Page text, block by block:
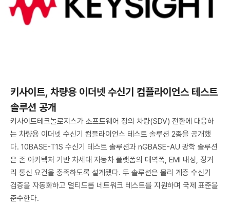
키사이트, 차량용 이더넷 수신기 컴플라이언스 테스트
솔루션 공개
키사이트테크놀로지스가 소프트웨어 정의 차량(SDV) 전환에 대응하
는 차량용 이더넷 수신기 컴플라이언스 테스트 솔루션 2종을 공개했
다. 10BASE-T1S 수신기 테스트 솔루션과 nGBASE-AU 광학 솔루션
은 존 아키텍처 기반 차세대 자동차 플랫폼의 대역폭, EMI 내성, 장거
리 통신 요건을 충족하도록 설계됐다. 두 솔루션은 물리 계층 수신기
검증을 자동화하고 멀티드롭 네트워크 테스트를 지원하며 국제 표준을
준수한다.